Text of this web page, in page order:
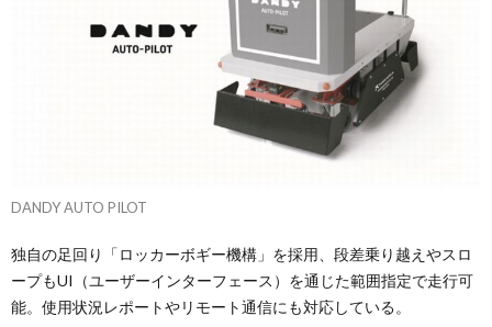
DANDY AUTO PILOT
独自の足回り「ロッカーボギー機構」を採用、段差乗り越えやスロ
ープもUI（ユーザーインターフェース）を通じた範囲指定で走行可
能。使用状況レポートやリモート通信にも対応している。